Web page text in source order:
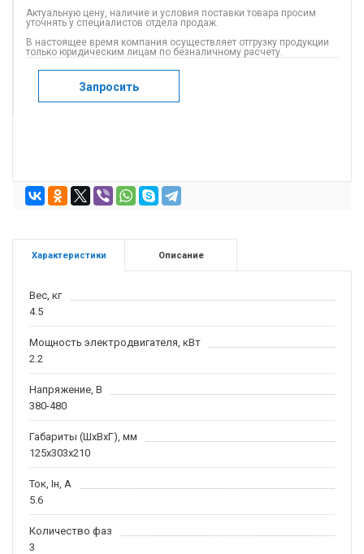
Актуальную цену, наличие и условия поставки товара просим
уточнять у специалистов отдела продаж.
В настоящее время компания осуществляет отгрузку продукции
только юридическим лицам по безналичному расчету.
Запросить
Характеристики Описание
Вес, кг
4.5
Мощность электродвигателя, кВт
2.2
Напряжение, В
380-480
Габариты (ШхВхГ), мм
125х303х210
Ток, Iн, А
5.6
Количество фаз
3